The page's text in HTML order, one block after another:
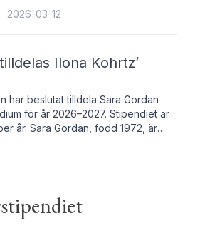
av de kungliga akademierna det så
Bernadotteprogrammet med
att genom stipendier erbjuda stöd
2026-03-12
Ilona Kohrtz’
har beslutat tilldela Sara Gordan
för år 2026–2027. Stipendiet är
år. Sara Gordan, född 1972, är
Hon debuterade 2006 med
En